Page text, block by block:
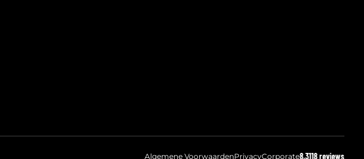
Algemene VoorwaardenPrivacyCorporate8,3118 reviews